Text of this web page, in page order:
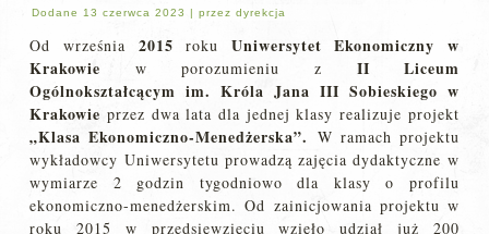
Dodane 13 czerwca 2023 |przez dyrekcja
Od września 2015 roku Uniwersytet Ekonomiczny w
Krakowie w porozumieniu z II Liceum
Ogólnokształcącym im. Króla Jana III Sobieskiego w
Krakowie przez dwa lata dla jednej klasy realizuje projekt
„Klasa Ekonomiczno-Menedżerska”. W ramach projektu
wykładowcy Uniwersytetu prowadzą zajęcia dydaktyczne w
wymiarze 2 godzin tygodniowo dla klasy o profilu
ekonomiczno-menedżerskim. Od zainicjowania projektu w
roku 2015 w przedsięwzięciu wzięło udział już 200